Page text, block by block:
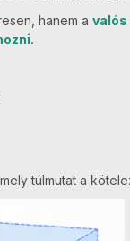
hanem a valós
túlmutat a